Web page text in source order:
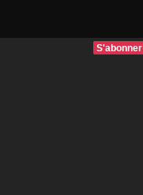
S'abonner